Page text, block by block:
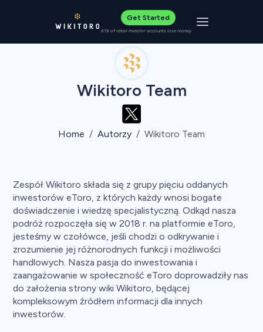
Get Started
61% of retail investor accounts lose money Toggle
Wikitoro Team
Home Autorzy Wikitoro Team
Zespół Wikitoro składa się z grupy pięciu oddanych
inwestorów eToro, z których każdy wnosi bogate
doświadczenie i wiedzę specjalistyczną. Odkąd nasza
podróż rozpoczęła się w 2018 r. na platformie eToro,
jesteśmy w czołówce, jeśli chodzi o odkrywanie i
zrozumienie jej różnorodnych funkcji i możliwości
handlowych. Nasza pasja do inwestowania i
zaangażowanie w społeczność eToro doprowadziły nas
do założenia strony wiki Wikitoro, będącej
kompleksowym źródłem informacji dla innych
inwestorów.